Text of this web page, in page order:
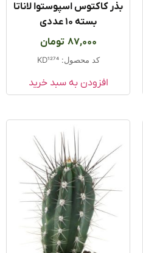
بذر کاکتوس اسپوستوا لاناتا
بسته ۱۰ عددی
87,000 تومان
کد محصول: KD1274
افزودن به سبد خرید